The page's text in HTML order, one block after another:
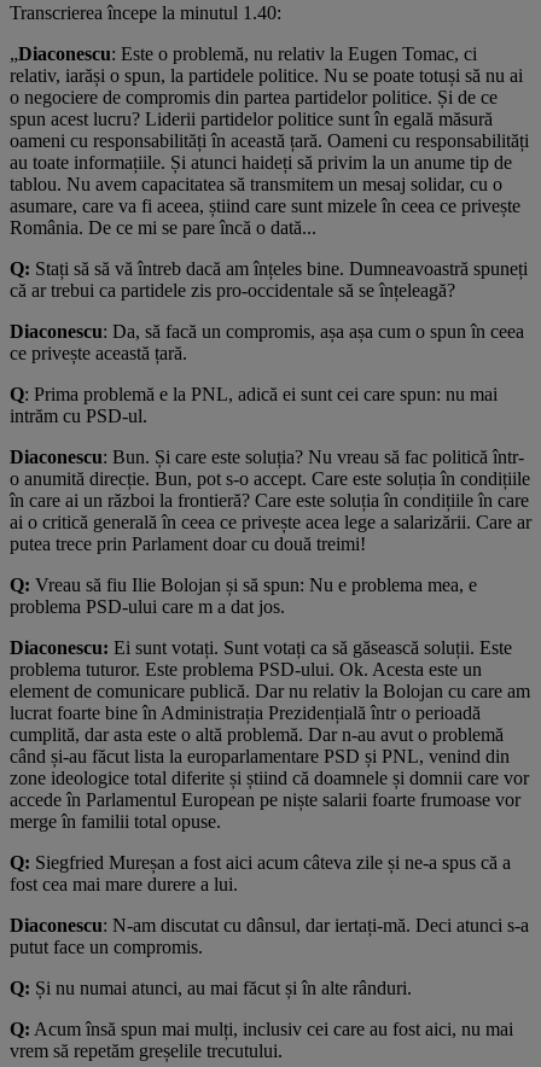
Transcrierea începe la minutul 1.40:
„Diaconescu: Este o problemă, nu relativ la Eugen Tomac, ci
relativ, iarăși o spun, la partidele politice. Nu se poate totuși să nu ai
o negociere de compromis din partea partidelor politice. Și de ce
spun acest lucru? Liderii partidelor politice sunt în egală măsură
oameni cu responsabilități în această țară. Oameni cu responsabilități
au toate informațiile. Și atunci haideți să privim la un anume tip de
tablou. Nu avem capacitatea să transmitem un mesaj solidar, cu o
asumare, care va fi aceea, știind care sunt mizele în ceea ce privește
România. De ce mi se pare încă o dată...
Q: Stați să să vă întreb dacă am înțeles bine. Dumneavoastră spuneți
că ar trebui ca partidele zis pro-occidentale să se înțeleagă?
Diaconescu: Da, să facă un compromis, așa așa cum o spun în ceea
ce privește această țară.
Q: Prima problemă e la PNL, adică ei sunt cei care spun: nu mai
intrăm cu PSD-ul.
Diaconescu: Bun. Și care este soluția? Nu vreau să fac politică într-
o anumită direcție. Bun, pot s-o accept. Care este soluția în condițiile
în care ai un război la frontieră? Care este soluția în condițiile în care
ai o critică generală în ceea ce privește acea lege a salarizării. Care ar
putea trece prin Parlament doar cu două treimi!
Q: Vreau să fiu Ilie Bolojan și să spun: Nu e problema mea, e
problema PSD-ului care m a dat jos.
Diaconescu: Ei sunt votați. Sunt votați ca să găsească soluții. Este
problema tuturor. Este problema PSD-ului. Ok. Acesta este un
element de comunicare publică. Dar nu relativ la Bolojan cu care am
lucrat foarte bine în Administrația Prezidențială într o perioadă
cumplită, dar asta este o altă problemă. Dar n-au avut o problemă
când și-au făcut lista la europarlamentare PSD și PNL, venind din
zone ideologice total diferite și știind că doamnele și domnii care vor
accede în Parlamentul European pe niște salarii foarte frumoase vor
merge în familii total opuse.
Q: Siegfried Mureșan a fost aici acum câteva zile și ne-a spus că a
fost cea mai mare durere a lui.
Diaconescu: N-am discutat cu dânsul, dar iertați-mă. Deci atunci s-a
putut face un compromis.
Q: Și nu numai atunci, au mai făcut și în alte rânduri.
Q: Acum însă spun mai mulți, inclusiv cei care au fost aici, nu mai
vrem să repetăm greșelile trecutului.